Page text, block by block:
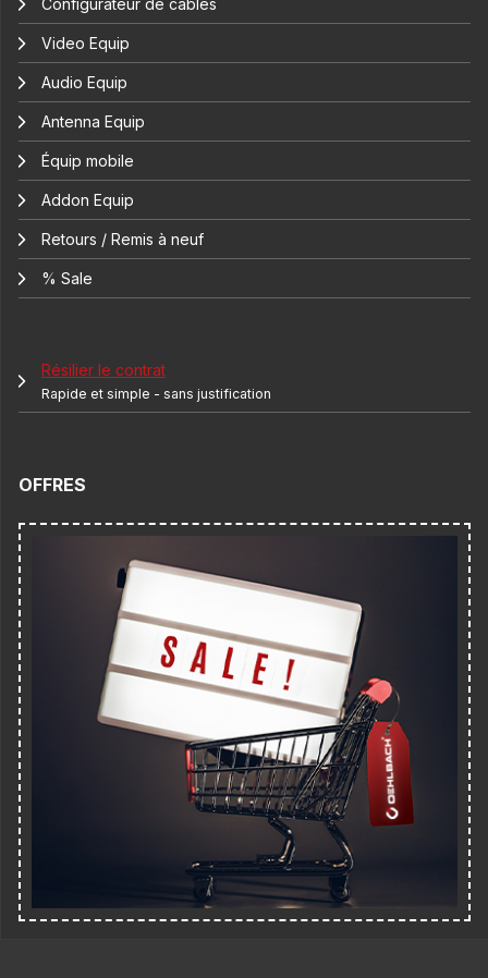
Configurateur de câbles
Video Equip
Audio Equip
Antenna Equip
Équip mobile
Addon Equip
Retours / Remis à neuf
% Sale
Résilier le contrat
Rapide et simple - sans justification
OFFRES